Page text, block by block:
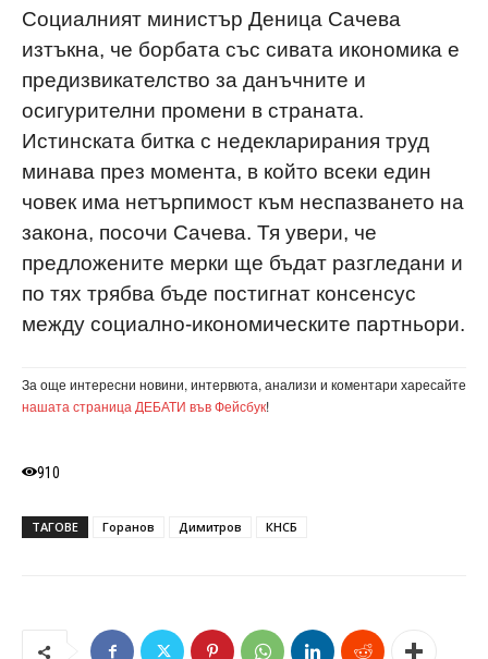
Социалният министър Деница Сачева
изтъкна, че борбата със сивата икономика е
предизвикателство за данъчните и
осигурителни промени в страната.
Истинската битка с недекларирания труд
минава през момента, в който всеки един
човек има нетърпимост към неспазването на
закона, посочи Сачева. Тя увери, че
предложените мерки ще бъдат разгледани и
по тях трябва бъде постигнат консенсус
между социално-икономическите партньори.
За още интересни новини, интервюта, анализи и коментари харесайте
нашата страница ДЕБАТИ във Фейсбук!
910
ТАГОВЕ Горанов Димитров КНСБ